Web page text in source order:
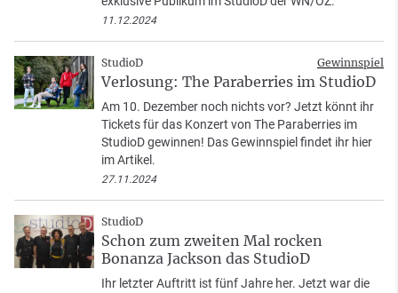
11.12.2024
StudioD Gewinnspiel
Verlosung: The Paraberries im StudioD
Am 10. Dezember noch nichts vor? Jetzt könnt ihr
Tickets für das Konzert von The Paraberries im
StudioD gewinnen! Das Gewinnspiel findet ihr hier
im Artikel.
27.11.2024
StudioD
Schon zum zweiten Mal rocken
Bonanza Jackson das StudioD
Ihr letzter Auftritt ist fünf Jahre her. Jetzt war die